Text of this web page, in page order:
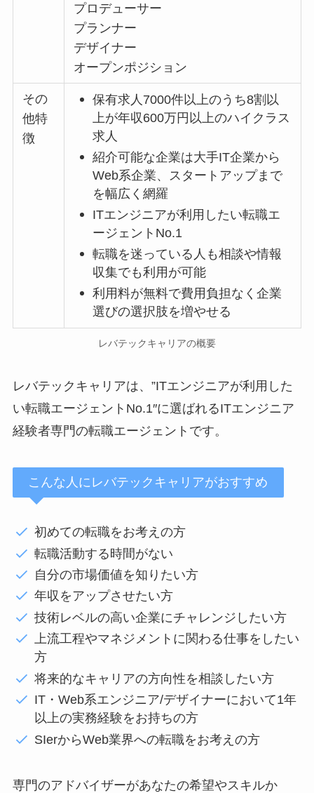
プロデューサー
プランナー
デザイナー
オープンポジション
その
他特
徴
保有求人7000件以上のうち8割以
上が年収600万円以上のハイクラス
求人
紹介可能な企業は大手IT企業から
Web系企業、スタートアップまで
を幅広く網羅
ITエンジニアが利用したい転職エ
ージェントNo.1
転職を迷っている人も相談や情報
収集でも利用が可能
利用料が無料で費用負担なく企業
選びの選択肢を増やせる
レバテックキャリアの概要
レバテックキャリアは、”ITエンジニアが利用した
い転職エージェントNo.1″に選ばれるITエンジニア
経験者専門の転職エージェントです。
こんな人にレバテックキャリアがおすすめ
初めての転職をお考えの方
転職活動する時間がない
自分の市場価値を知りたい方
年収をアップさせたい方
技術レベルの高い企業にチャレンジしたい方
上流工程やマネジメントに関わる仕事をしたい
方
将来的なキャリアの方向性を相談したい方
IT・Web系エンジニア/デザイナーにおいて1年
以上の実務経験をお持ちの方
SIerからWeb業界への転職をお考えの方
専門のアドバイザーがあなたの希望やスキルか